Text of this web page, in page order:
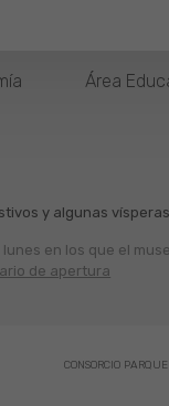
Área
y algunas
en los que el
de apertura
CONSORCIO